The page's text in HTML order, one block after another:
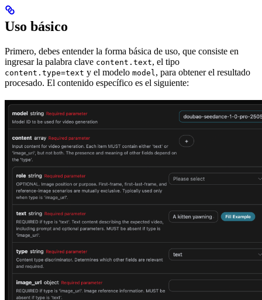
Uso básico
Primero, debes entender la forma básica de uso, que consiste en
ingresar la palabra clave content.text, el tipo
content.type=text y el modelo model , para obtener el resultado
procesado. El contenido específico es el siguiente: